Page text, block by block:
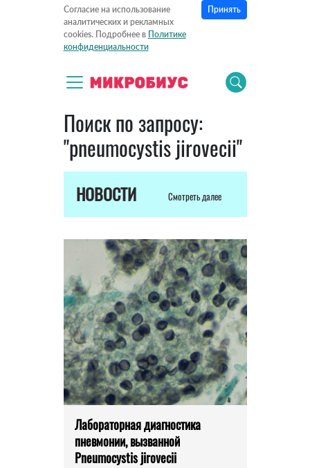
Согласие на использование
аналитических и рекламных
cookies. Подробнее в Политике
конфиденциальности
Принять
Поиск по запросу:
"pneumocystis jirovecii"
НОВОСТИ Смотреть далее
Лабораторная диагностика
пневмонии, вызванной
Pneumocystis jirovecii